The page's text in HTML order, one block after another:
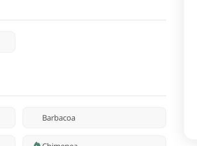
Barbacoa